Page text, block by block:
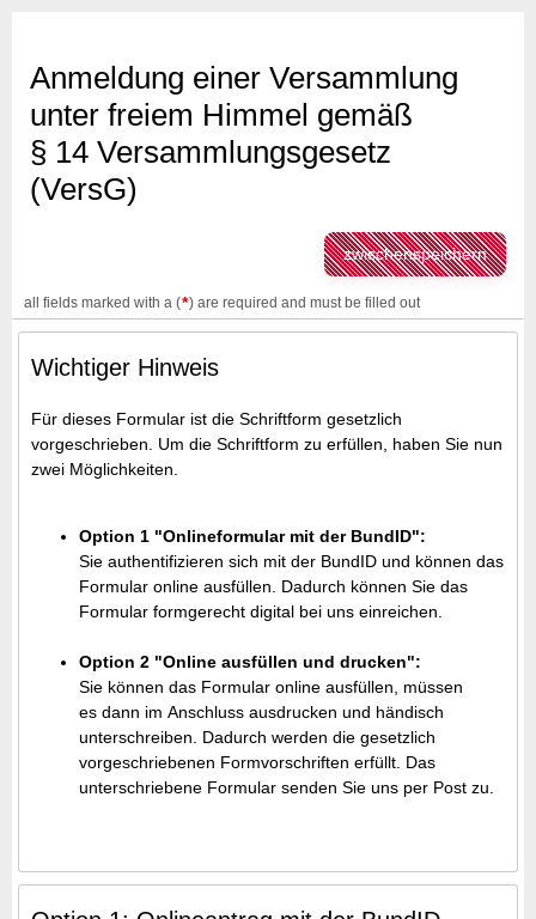
Anmeldung einer Versammlung
unter freiem Himmel gemäß
§ 14 Versammlungsgesetz
(VersG)
zwischenspeichern
all fields marked with a (*) are required and must be filled out
Wichtiger Hinweis
Für dieses Formular ist die Schriftform gesetzlich
vorgeschrieben. Um die Schriftform zu erfüllen, haben Sie nun
zwei Möglichkeiten.
Option 1 "Onlineformular mit der BundID":
Sie authentifizieren sich mit der BundID und können das
Formular online ausfüllen. Dadurch können Sie das
Formular formgerecht digital bei uns einreichen.
Option 2 "Online ausfüllen und drucken":
Sie können das Formular online ausfüllen, müssen
es dann im Anschluss ausdrucken und händisch
unterschreiben. Dadurch werden die gesetzlich
vorgeschriebenen Formvorschriften erfüllt. Das
unterschriebene Formular senden Sie uns per Post zu.